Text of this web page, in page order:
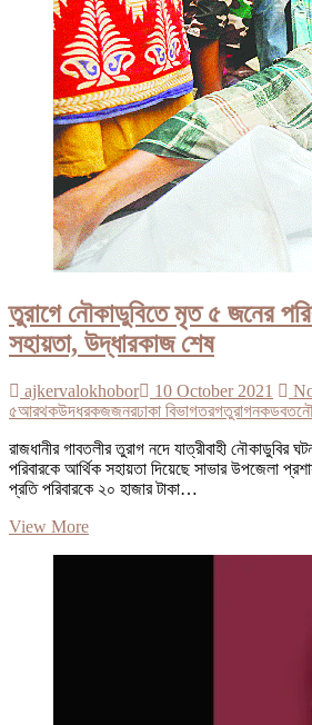
তুরাগে নৌকাডুবিতে মৃত ৫ জনের
সহায়তা, উদ্ধারকাজ শেষ
ajkervalokhobor 10 October 2021
৫আরথকউদধরকজজনরঢাকা বিভাগতরগতুরাগনকডবত
রাজধানীর গাবতলীর তুরাগ নদে যাত্রীবাহী নৌকাডুবির
পরিবারকে আর্থিক সহায়তা দিয়েছে সাভার উপজেলা
প্রতি পরিবারকে ২০ হাজার টাকা…
View Moreতুরাগে